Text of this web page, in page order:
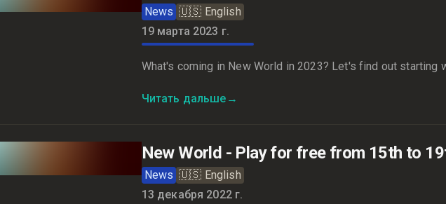
News 🇺🇸 English
19 марта 2023 г.
What's coming in New World in 2023? Let's find out starting
Читать дальше →
New World - Play for free from 15th to
News 🇺🇸 English
13 декабря 2022 г.